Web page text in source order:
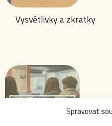
Spravovat
Vysvětlivky a zkratky